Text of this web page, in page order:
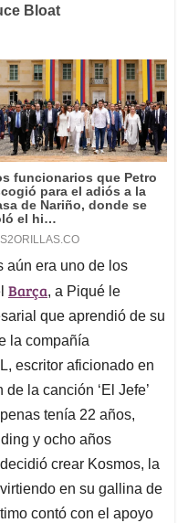
aún era uno de los
Barça, a Piqué le
que aprendió de su
la compañía
escritor aficionado en
la canción ‘El Jefe’
tenía 22 años,
y ocho años
crear Kosmos, la
en su gallina de
contó con el apoyo